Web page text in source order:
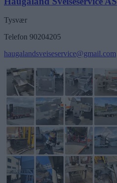
Tysvær
Telefon 90204205
haugalandsveiseservice@gmail.com